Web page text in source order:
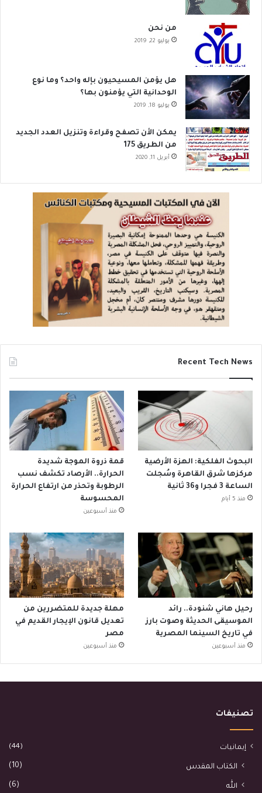
من نحن
يوليو 22, 2019
هل يؤمن المسيحيون بإله واحد؟ وما نوع
الوحدانية التي يؤمنون بها؟
يوليو 18, 2019
يمكن الأن تصفح وقراءة وتنزيل العدد الجديد
من الطريق 175
أبريل 11, 2020
Recent Tech News
البحوث الفلكية: الهزة الأرضية
مركزها شرق القاهرة وسُجلت
الساعة 3 فجرا و36 ثانية
منذ 5 أيام
قمة ذروة الموجة شديدة
الحرارة.. الأرصاد تكشف نسب
الرطوبة وتحذر من ارتفاع الحرارة
المحسوسة
منذ أسبوعين
رحيل هاني شنودة.. رائد
الموسيقى الحديثة وصوت بارز
في تاريخ السينما المصرية
منذ أسبوعين
مهلة جديدة للمتضررين من
تعديل قانون الإيجار القديم في
مصر
منذ أسبوعين
تصنيفات
إيمانيات (44)
الكتاب المقدس (10)
الله (6)